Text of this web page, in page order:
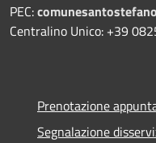
PEC:
Centralino Unico: +39
Prenotazione
Segnalazione